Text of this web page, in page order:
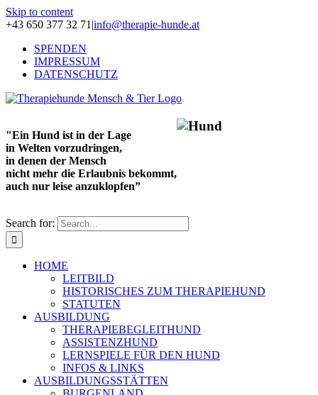
Skip to content
+43 650 377 32 71 |info@therapie-hunde.at
SPENDEN
IMPRESSUM
DATENSCHUTZ
"Ein Hund ist in der Lage
in Welten vorzudringen,
in denen der Mensch
nicht mehr die Erlaubnis bekommt,
auch nur leise anzuklopfen”
Search for:
HOME
LEITBILD
HISTORISCHES ZUM THERAPIEHUND
STATUTEN
AUSBILDUNG
THERAPIEBEGLEITHUND
ASSISTENZHUND
LERNSPIELE FÜR DEN HUND
INFOS & LINKS
AUSBILDUNGSSTÄTTEN